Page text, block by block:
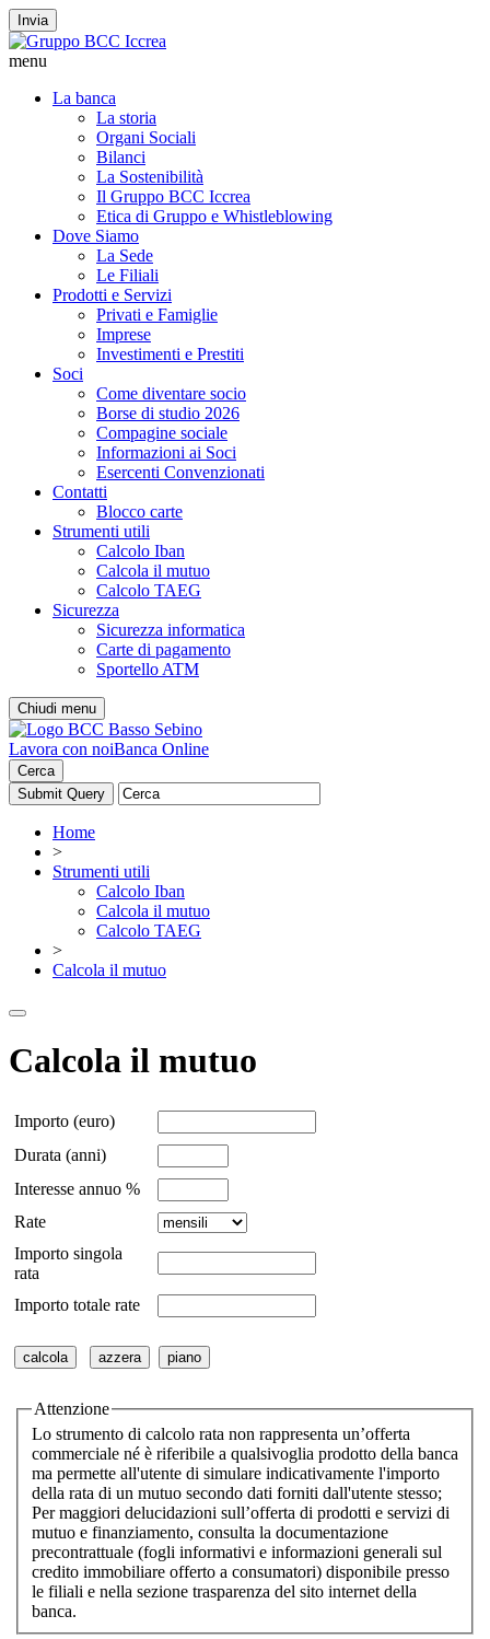
Invia
menu
La banca
La storia
Organi Sociali
Bilanci
La Sostenibilità
Il Gruppo BCC Iccrea
Etica di Gruppo e Whistleblowing
Dove Siamo
La Sede
Le Filiali
Prodotti e Servizi
Privati e Famiglie
Imprese
Investimenti e Prestiti
Soci
Come diventare socio
Borse di studio 2026
Compagine sociale
Informazioni ai Soci
Esercenti Convenzionati
Contatti
Blocco carte
Strumenti utili
Calcolo Iban
Calcola il mutuo
Calcolo TAEG
Sicurezza
Sicurezza informatica
Carte di pagamento
Sportello ATM
Chiudi menu
Lavora con noiBanca Online
Cerca
Home
>
Strumenti utili
Calcolo Iban
Calcola il mutuo
Calcolo TAEG
>
Calcola il mutuo
Calcola il mutuo
Importo (euro)
Durata (anni)
Interesse annuo %
Rate
Importo singola
rata
Importo totale rate
Attenzione
Lo strumento di calcolo rata non rappresenta un’offerta
commerciale né è riferibile a qualsivoglia prodotto della banca
ma permette all'utente di simulare indicativamente l'importo
della rata di un mutuo secondo dati forniti dall'utente stesso;
Per maggiori delucidazioni sull’offerta di prodotti e servizi di
mutuo e finanziamento, consulta la documentazione
precontrattuale (fogli informativi e informazioni generali sul
credito immobiliare offerto a consumatori) disponibile presso
le filiali e nella sezione trasparenza del sito internet della
banca.